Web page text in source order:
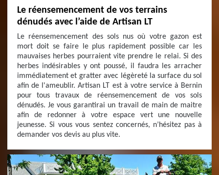
Le réensemencement de vos terrains
dénudés avec l’aide de Artisan LT
Le réensemencement des sols nus où votre gazon est
mort doit se faire le plus rapidement possible car les
mauvaises herbes pourraient vite prendre le relai. Si des
herbes indésirables y ont poussé, il faudra les arracher
immédiatement et gratter avec légèreté la surface du sol
afin de l'ameublir. Artisan LT est à votre service à Bernin
pour tous travaux de réensemencement de vos sols
dénudés. Je vous garantirai un travail de main de maitre
afin de redonner à votre espace vert une nouvelle
jeunesse. Si vous vous sentez concernés, n’hésitez pas à
demander vos devis au plus vite.